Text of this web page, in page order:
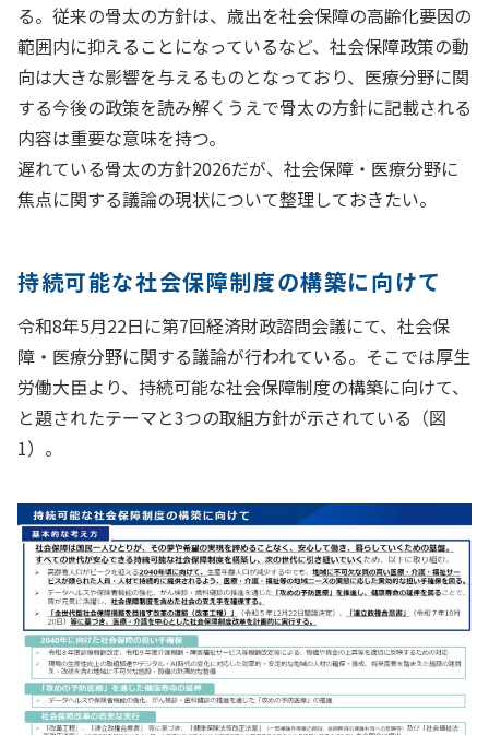
る。従来の骨太の方針は、歳出を社会保障の高齢化要因の
範囲内に抑えることになっているなど、社会保障政策の動
向は大きな影響を与えるものとなっており、医療分野に関
する今後の政策を読み解くうえで骨太の方針に記載される
内容は重要な意味を持つ。
遅れている骨太の方針2026だが、社会保障・医療分野に
焦点に関する議論の現状について整理しておきたい。
持続可能な社会保障制度の構築に向けて
令和8年5月22日に第7回経済財政諮問会議にて、社会保
障・医療分野に関する議論が行われている。そこでは厚生
労働大臣より、持続可能な社会保障制度の構築に向けて、
と題されたテーマと3つの取組方針が示されている（図
1）。